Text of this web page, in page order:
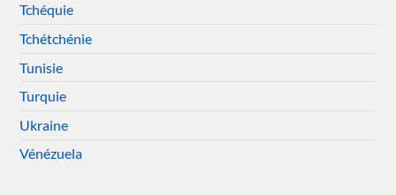
Tchéquie
Tchétchénie
Tunisie
Turquie
Ukraine
Vénézuela